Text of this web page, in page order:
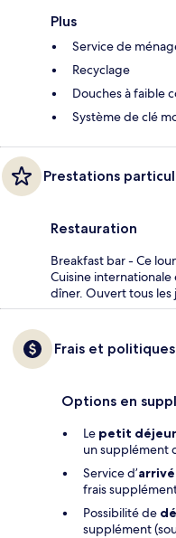
Plus
Service de
Recyclage
Douches à faible
Système de clé
Prestations
Restauration
Breakfast bar - Ce
Cuisine
dîner. Ouvert tous les
Frais et politiques
Options en
Le petit
un supplément
Service d’
frais
Possibilité de
supplément